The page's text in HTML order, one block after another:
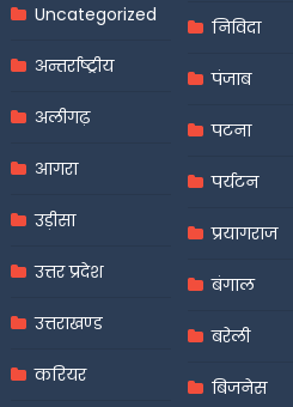
Uncategorized
अन्तर्राष्ट्रीय
अलीगढ़
आगरा
उड़ीसा
उत्तर प्रदेश
उत्तराखण्ड
करियर
निविदा
पंजाब
पटना
पर्यटन
प्रयागराज
बंगाल
बरेली
बिजनेस